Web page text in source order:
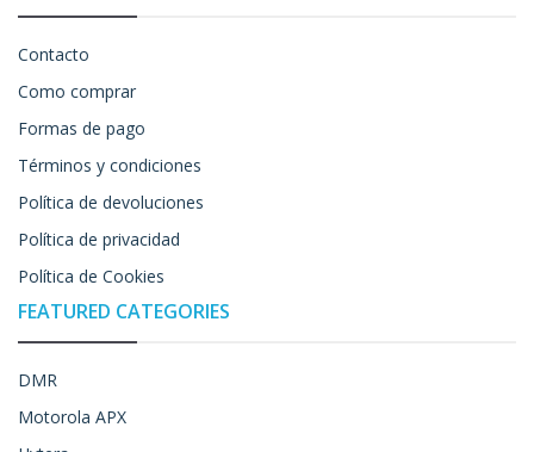
Contacto
Como comprar
Formas de pago
Términos y condiciones
Política de devoluciones
Política de privacidad
Política de Cookies
FEATURED CATEGORIES
DMR
Motorola APX